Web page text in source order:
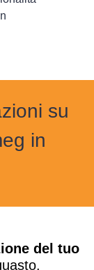
su
in
del tuo